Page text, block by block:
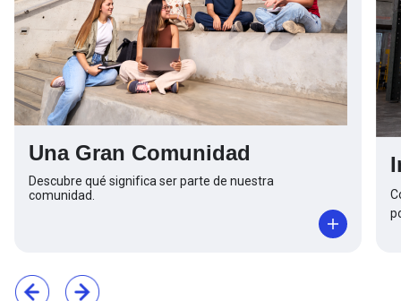
Una Gran Comunidad
Descubre qué significa ser parte de nuestra
comunidad.